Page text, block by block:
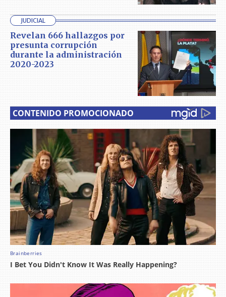
JUDICIAL
Revelan 666 hallazgos por
presunta corrupción
durante la administración
2020-2023